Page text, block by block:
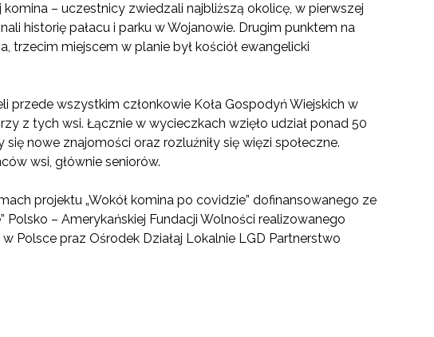
– uczestnicy zwiedzali najbliższą okolicę, w pierwszej
historię pałacu i parku w Wojanowie. Drugim punktem na
trzecim miejscem w planie był kościół ewangelicki
przede wszystkim członkowie Koła Gospodyń Wiejskich w
z tych wsi. Łącznie w wycieczkach wzięło udział ponad 50
nowe znajomości oraz rozluźniły się więzi społeczne.
wsi, głównie seniorów.
projektu „Wokół komina po covidzie” dofinansowanego ze
Polsko – Amerykańskiej Fundacji Wolności realizowanego
Polsce praz Ośrodek Działaj Lokalnie LGD Partnerstwo